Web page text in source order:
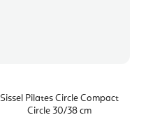
Sissel Pilates Circle Compact
Circle 30/38 cm